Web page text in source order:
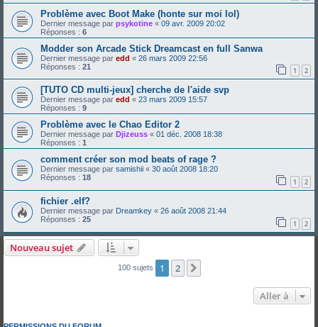
Problème avec Boot Make (honte sur moi lol)
Dernier message par psykotine « 09 avr. 2009 20:02
Réponses : 6
Modder son Arcade Stick Dreamcast en full Sanwa
Dernier message par edd « 26 mars 2009 22:56
Réponses : 21 1 2
[TUTO CD multi-jeux] cherche de l'aide svp
Dernier message par edd « 23 mars 2009 15:57
Réponses : 9
Problème avec le Chao Editor 2
Dernier message par Djizeuss « 01 déc. 2008 18:38
Réponses : 1
comment créer son mod beats of rage ?
Dernier message par samishii « 30 août 2008 18:20
Réponses : 18 1 2
fichier .elf?
Dernier message par Dreamkey « 26 août 2008 21:44
Réponses : 25 1 2
Nouveau sujet
100 sujets 1 2
Aller à